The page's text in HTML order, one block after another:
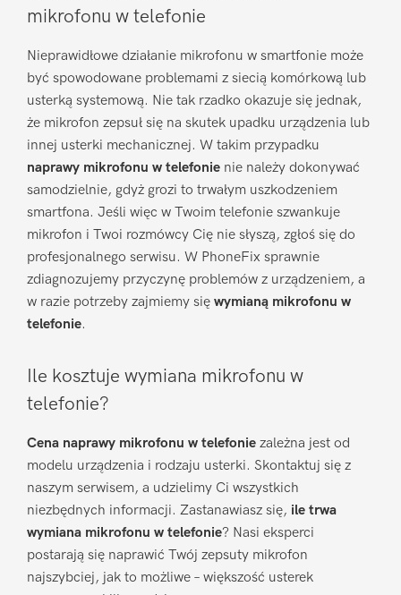
mikrofonu w telefonie
Nieprawidłowe działanie mikrofonu w smartfonie może
być spowodowane problemami z siecią komórkową lub
usterką systemową. Nie tak rzadko okazuje się jednak,
że mikrofon zepsuł się na skutek upadku urządzenia lub
innej usterki mechanicznej. W takim przypadku
naprawy mikrofonu w telefonie nie należy dokonywać
samodzielnie, gdyż grozi to trwałym uszkodzeniem
smartfona. Jeśli więc w Twoim telefonie szwankuje
mikrofon i Twoi rozmówcy Cię nie słyszą, zgłoś się do
profesjonalnego serwisu. W PhoneFix sprawnie
zdiagnozujemy przyczynę problemów z urządzeniem, a
w razie potrzeby zajmiemy się wymianą mikrofonu w
telefonie.
Ile kosztuje wymiana mikrofonu w
telefonie?
Cena naprawy mikrofonu w telefonie zależna jest od
modelu urządzenia i rodzaju usterki. Skontaktuj się z
naszym serwisem, a udzielimy Ci wszystkich
niezbędnych informacji. Zastanawiasz się, ile trwa
wymiana mikrofonu w telefonie? Nasi eksperci
postarają się naprawić Twój zepsuty mikrofon
najszybciej, jak to możliwe – większość usterek